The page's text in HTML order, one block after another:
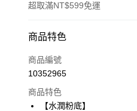
超取滿NT$599免運
付款方式
信用卡一次付款
LINE Pay
商品特色
商品編號
10352965
商品特色
【水潤粉底】